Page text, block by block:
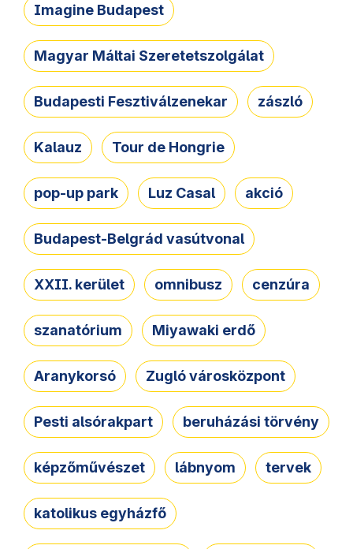
Imagine Budapest
Magyar Máltai Szeretetszolgálat
Budapesti Fesztiválzenekar zászló
Kalauz Tour de Hongrie
pop-up park Luz Casal akció
Budapest-Belgrád vasútvonal
XXII. kerület omnibusz cenzúra
szanatórium Miyawaki erdő
Aranykorsó Zugló városközpont
Pesti alsórakpart beruházási törvény
képzőművészet lábnyom tervek
katolikus egyházfő